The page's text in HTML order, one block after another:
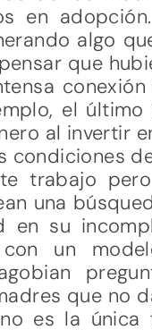
en
algo
que
el
al invertir
condiciones
trabajo
una
en su
un
que no
es la única